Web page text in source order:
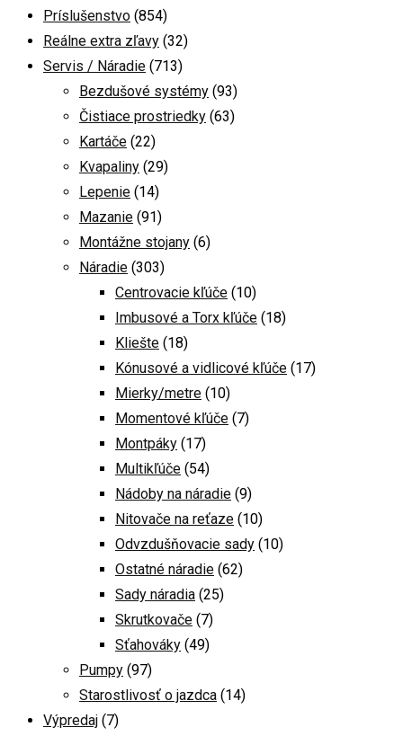
Príslušenstvo (854)
Reálne extra zľavy (32)
Servis / Náradie (713)
Bezdušové systémy (93)
Čistiace prostriedky (63)
Kartáče (22)
Kvapaliny (29)
Lepenie (14)
Mazanie (91)
Montážne stojany (6)
Náradie (303)
Centrovacie kľúče (10)
Imbusové a Torx kľúče (18)
Kliešte (18)
Kónusové a vidlicové kľúče (17)
Mierky/metre (10)
Momentové kľúče (7)
Montpáky (17)
Multikľúče (54)
Nádoby na náradie (9)
Nitovače na reťaze (10)
Odvzdušňovacie sady (10)
Ostatné náradie (62)
Sady náradia (25)
Skrutkovače (7)
Sťahováky (49)
Pumpy (97)
Starostlivosť o jazdca (14)
Výpredaj (7)